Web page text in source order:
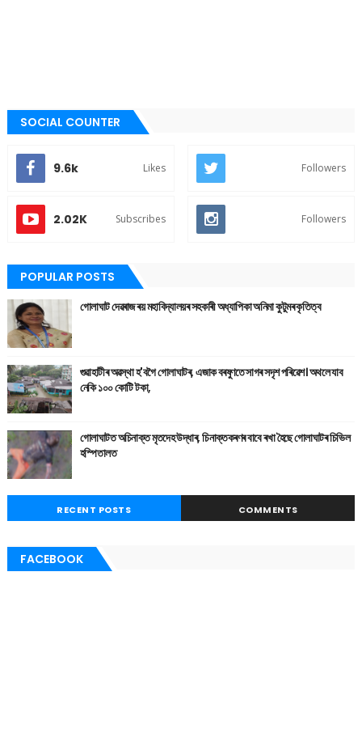
SOCIAL COUNTER
9.6k Likes Followers
2.02K Subscribes Followers
POPULAR POSTS
গোলাঘাট দেৱৰাজ ৰয় মহাবিদ্যালয়ৰ সহকাৰী অধ্যাপিকা অনিমা কুটুমৰ কৃতিত্ব
গুৱাহাটীৰ অৱস্থা হ'বগৈ গোলাঘাটৰ, এজাক বৰষুণতে সাগৰ সদৃশ পৰিৱেশ। অথলে যাব
নেকি ১০০ কোটি টকা,
গোলাঘাটত অচিনাক্ত মৃতদেহ উদ্ধাৰ, চিনাক্তকৰণৰ বাবে ৰখা হৈছে গোলাঘাটৰ চিভিল
হস্পিতালত
RECENT POSTS COMMENTS
FACEBOOK